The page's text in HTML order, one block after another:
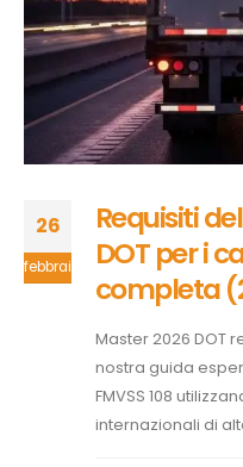
26
febbraio
Requisiti
DOT per i
completa
Master 2026 DOT
nostra guida
FMVSS 108
internazionali di